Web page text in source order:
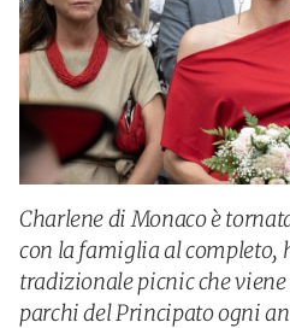
Charlene di Monaco è
con la famiglia al completo,
tradizionale picnic che
parchi del Principato ogni